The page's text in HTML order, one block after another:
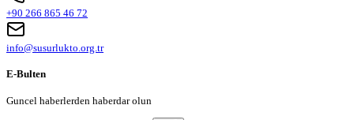
+90 266 865 46 72
info@susurlukto.org.tr
E-Bulten
Guncel haberlerden haberdar olun